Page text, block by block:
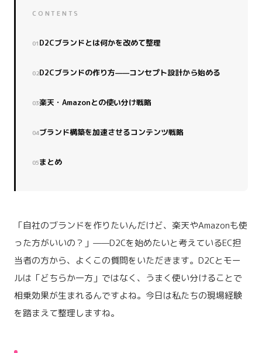
CONTENTS
D2Cブランドとは何かを改めて整理
D2Cブランドの作り方——コンセプト設計から始める
楽天・Amazonとの使い分け戦略
ブランド構築を加速させるコンテンツ戦略
まとめ
「自社のブランドを作りたいんだけど、楽天やAmazonも使
った方がいいの？」——D2Cを始めたいと考えているEC担
当者の方から、よくこの質問をいただきます。D2Cとモー
ルは「どちらか一方」ではなく、うまく使い分けることで
相乗効果が生まれるんですよね。今日は私たちの現場経験
を踏まえて整理しますね。